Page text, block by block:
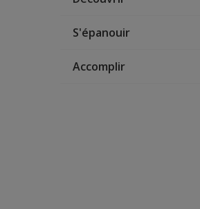
S'épanouir
Accomplir